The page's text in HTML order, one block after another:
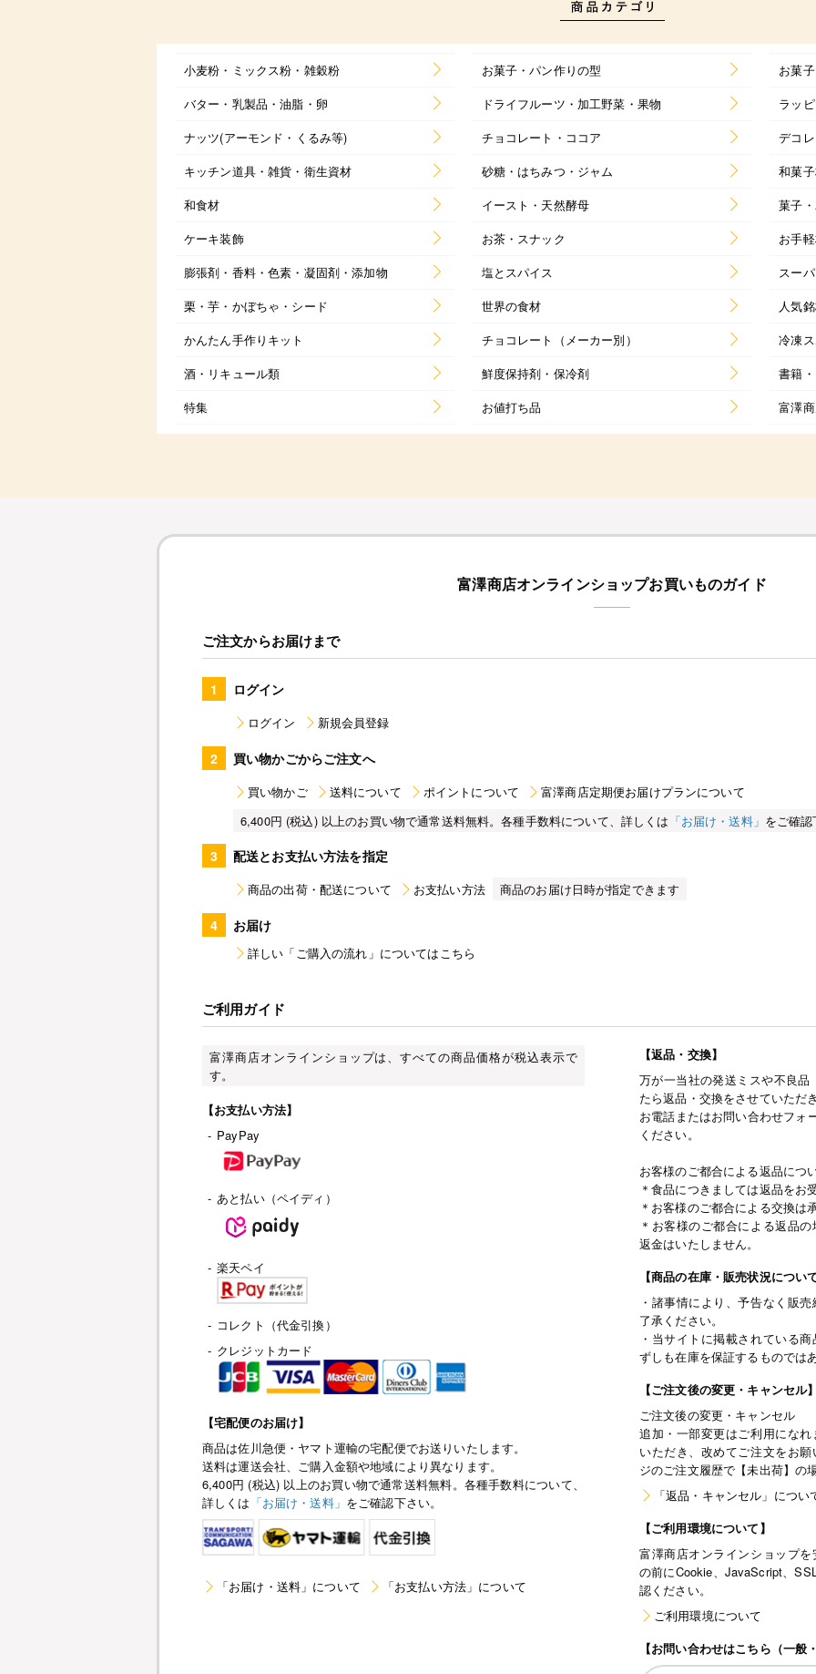
小麦粉・ミックス粉・雑穀粉 お菓子・パン作りの型
お菓
バター・乳製品・油脂・卵
ドライフルーツ・加工野菜・果物
ラッ
ナッツ(アーモンド・くるみ等)
チョコレート・ココア
デコ
キッチン道具・雑貨・衛生資材
砂糖・はちみつ・ジャム
和菓
和食材
イースト・天然酵母
菓子
ケーキ装飾
お茶・スナック
お手
膨張剤・香料・色素・凝固剤・添加物
塩とスパイス
スー
栗・芋・かぼちゃ・シード
世界の食材
人気
かんたん手作りキット
チョコレート（メーカー別）
冷凍
酒・リキュール類
鮮度保持剤・保冷剤
書籍
特集
お値打ち品 富澤
富澤商店オンラインショップお買いものガイド
ご注文からお届けまで
1 ログイン
ログイン 新規会員登録
2 買い物かごからご注文へ
買い物かご 送料について ポイントについて
富澤商店定期便お届けプランについて
6,400円 (税込) 以上のお買い物で通常送料無料。各種手数料について、詳しくは 「お届け・送料」 をご確
3 配送とお支払い方法を指定
商品の出荷・配送について お支払い方法 商品のお届け日時が指定できます
4 お届け
詳しい「ご購入の流れ」についてはこちら
ご利用ガイド
富澤商店オンラインショップは、すべての商品価格が税込表示で
す。
【お支払い方法】
- PayPay
- あと払い（ペイディ）
- 楽天ペイ
- コレクト（代金引換）
- クレジットカード
【宅配便のお届け】
商品は佐川急便・ヤマト運輸の宅配便でお送りいたします。
送料は運送会社、ご購入金額や地域により異なります。
6,400円 (税込) 以上のお買い物で通常送料無料。各種手数料について、
詳しくは 「お届け・送料」 をご確認下さい。
「お届け・送料」について 「お支払い方法」について
【返品・交換】
万が一当社の発送ミスや不良
たら返品・交換をさせていただ
お電話またはお問い合わせフォ
ください。
お客様のご都合による返品につ
＊食品につきましては返品をお
＊お客様のご都合による交換は
＊お客様のご都合による返品
返金はいたしません。
【商品の在庫・販売状況につい
・諸事情により、予告なく販
了承ください。
・当サイトに掲載されている
ずしも在庫を保証するものでは
【ご注文後の変更・キャンセル
ご注文後の変更・キャンセル
追加・一部変更はご利用にな
いただき、改めてご注文をお
ジのご注文履歴で【未出荷】の
「返品・キャンセル」につい
【ご利用環境について】
富澤商店オンラインショップ
の前にCookie、JavaScript、
認ください。
ご利用環境について
【お問い合わせはこちら（一般